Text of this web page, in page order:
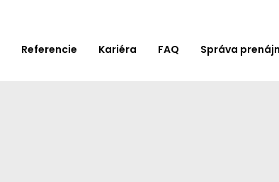
Referencie Kariéra FAQ Správa